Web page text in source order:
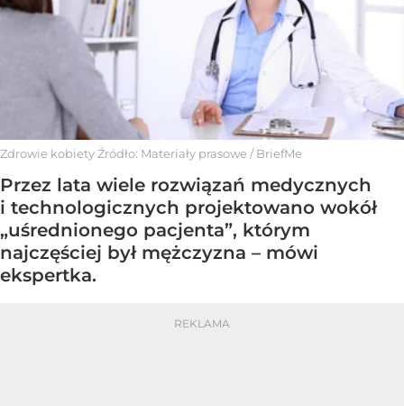
Zdrowie kobietyŹródło: Materiały prasowe /BriefMe
Przez lata wiele rozwiązań medycznych
i technologicznych projektowano wokół
„uśrednionego pacjenta”, którym
najczęściej był mężczyzna – mówi
ekspertka.